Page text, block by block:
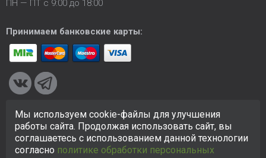
ПН — ПТ с 9:00 до 18:00
Принимаем банковские карты:
© 2005-2026 ООО «КСК». Сайтhttps://ksk24.ruсоздан
исключительно в информационных целях и любая информация
на сайте не является публичной офертой.Политика в
отношении персональных данных
Мы используем cookie-файлы для улучшения
работы сайта. Продолжая использовать сайт, вы
соглашаетесь с использованием данной технологии
согласно политике обработки персональных